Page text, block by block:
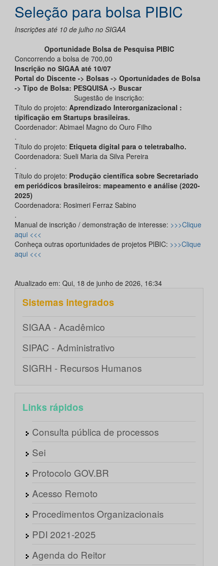
Seleção para bolsa PIBIC
Inscrições até 10 de julho no SIGAA
Oportunidade Bolsa de Pesquisa PIBIC
Concorrendo a bolsa de 700,00
Inscrição no SIGAA até 10/07
Portal do Discente -> Bolsas -> Oportunidades de Bolsa
-> Tipo de Bolsa: PESQUISA -> Buscar
Sugestão de inscrição:
Título do projeto: Aprendizado Interorganizacional :
tipificação em Startups brasileiras.
Coordenador: Abimael Magno do Ouro Filho
.
Título do projeto: Etiqueta digital para o teletrabalho.
Coordenadora: Sueli Maria da Silva Pereira
.
Título do projeto: Produção científica sobre Secretariado
em periódicos brasileiros: mapeamento e análise (2020-
2025)
Coordenadora: Rosimeri Ferraz Sabino
.
Manual de inscrição / demonstração de interesse: >>>Clique
aqui <<<
Conheça outras oportunidades de projetos PIBIC: >>>Clique
aqui <<<
Atualizado em: Qui, 18 de junho de 2026, 16:34
Sistemas integrados
SIGAA - Acadêmico
SIPAC - Administrativo
SIGRH - Recursos Humanos
Links rápidos
Consulta pública de processos
Sei
Protocolo GOV.BR
Acesso Remoto
Procedimentos Organizacionais
PDI 2021-2025
Agenda do Reitor